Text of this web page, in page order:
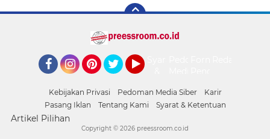
Kebijakan Privasi Pedoman Media Siber
Karir
Pasang Iklan
Tentang Kami Syarat & Ketentuan
Artikel Pilihan
Copyright © 2026 preessroom.co.id